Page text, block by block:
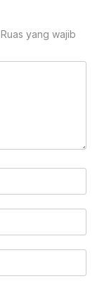
Ruas yang wajib